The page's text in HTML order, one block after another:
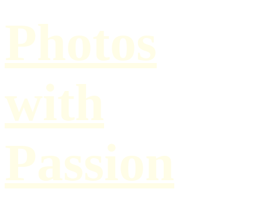
Photos
with
Passion